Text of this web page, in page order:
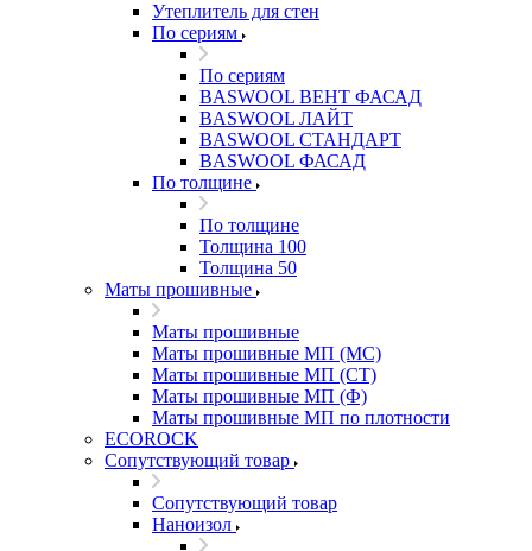
Утеплитель для стен
По сериям
По сериям
BASWOOL ВЕНТ ФАСАД
BASWOOL ЛАЙТ
BASWOOL СТАНДАРТ
BASWOOL ФАСАД
По толщине
По толщине
Толщина 100
Толщина 50
Маты прошивные
Маты прошивные
Маты прошивные МП (МС)
Маты прошивные МП (СТ)
Маты прошивные МП (Ф)
Маты прошивные МП по плотности
ECOROCK
Сопутствующий товар
Сопутствующий товар
Наноизол